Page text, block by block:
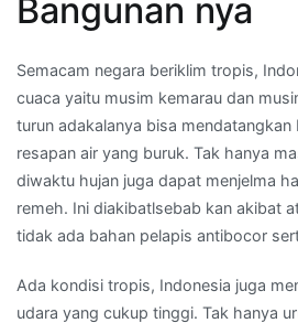
Bangunan nya
Semacam negara beriklim tropis,
cuaca yaitu musim kemarau dan
turun adakalanya bisa mendatangkan
resapan air yang buruk. Tak hanya
diwaktu hujan juga dapat menjelma
remeh. Ini diakibatlsebab kan akibat
tidak ada bahan pelapis antibocor
Ada kondisi tropis, Indonesia juga
udara yang cukup tinggi. Tak hanya